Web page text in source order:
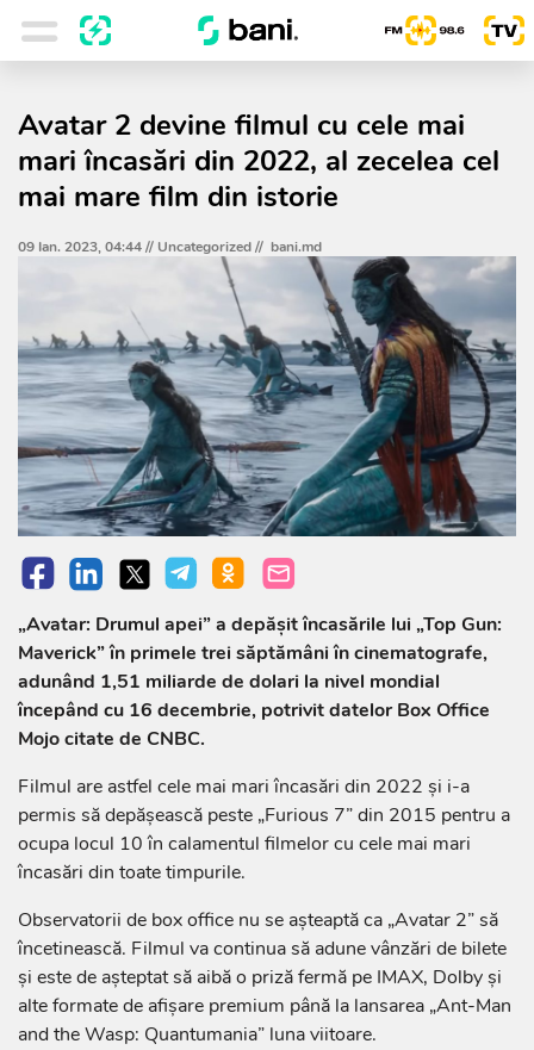
Avatar 2 devine filmul cu cele mai
mari încasări din 2022, al zecelea cel
mai mare film din istorie
09 Ian. 2023, 04:44 // Uncategorized// bani.md
„Avatar: Drumul apei” a depăşit încasările lui „Top Gun:
Maverick” în primele trei săptămâni în cinematografe,
adunând 1,51 miliarde de dolari la nivel mondial
începând cu 16 decembrie, potrivit datelor Box Office
Mojo citate de CNBC.
Filmul are astfel cele mai mari încasări din 2022 şi i-a
permis să depăşească peste „Furious 7” din 2015 pentru a
ocupa locul 10 în calamentul filmelor cu cele mai mari
încasări din toate timpurile.
Observatorii de box office nu se aşteaptă ca „Avatar 2” să
încetinească. Filmul va continua să adune vânzări de bilete
şi este de aşteptat să aibă o priză fermă pe IMAX, Dolby şi
alte formate de afişare premium până la lansarea „Ant-Man
and the Wasp: Quantumania” luna viitoare.